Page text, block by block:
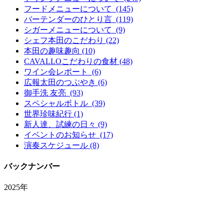
フードメニューについて (145)
バーテンダーのひとり言 (119)
シガーメニューについて (9)
シェフ本田のこだわり (22)
本田の趣味趣向 (10)
CAVALLOこだわりの食材 (48)
ワイン会レポート (6)
広報太田のつぶやき (6)
御手洗 友亮 (93)
スペシャルボトル (39)
世界珍味紀行 (1)
新人達、試練の日々 (9)
イベントのお知らせ (17)
演奏スケジュール (8)
バックナンバー
2025年